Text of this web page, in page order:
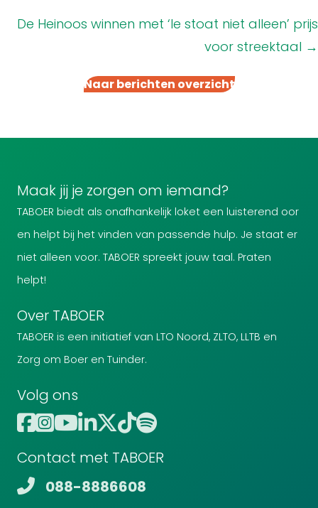
De Heinoos winnen met ‘Ie stoat niet alleen’ prijs
voor streektaal →
Naar berichten overzicht
Maak jij je zorgen om iemand?
TABOER biedt als onafhankelijk loket een luisterend oor
en helpt bij het vinden van passende hulp. Je staat er
niet alleen voor. TABOER spreekt jouw taal. Praten
helpt!
Over TABOER
TABOER is een initiatief van LTO Noord, ZLTO, LLTB en
Zorg om Boer en Tuinder.
Volg ons
Contact met TABOER
088-8886608